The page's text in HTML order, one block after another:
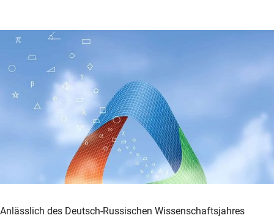
Anlässlich des Deutsch-Russischen Wissenschaftsjahres